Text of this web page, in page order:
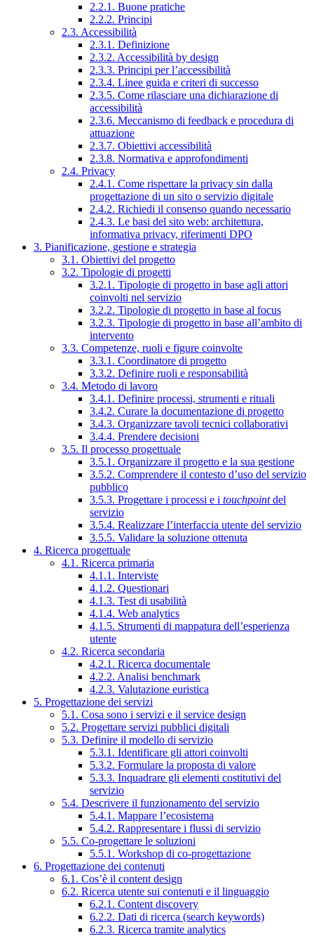
2.2.1. Buone pratiche
2.2.2. Principi
2.3. Accessibilità
2.3.1. Definizione
2.3.2. Accessibilità by design
2.3.3. Principi per l’accessibilità
2.3.4. Linee guida e criteri di successo
2.3.5. Come rilasciare una dichiarazione di
accessibilità
2.3.6. Meccanismo di feedback e procedura di
attuazione
2.3.7. Obiettivi accessibilità
2.3.8. Normativa e approfondimenti
2.4. Privacy
2.4.1. Come rispettare la privacy sin dalla
progettazione di un sito o servizio digitale
2.4.2. Richiedi il consenso quando necessario
2.4.3. Le basi del sito web: architettura,
informativa privacy, riferimenti DPO
3. Pianificazione, gestione e strategia
3.1. Obiettivi del progetto
3.2. Tipologie di progetti
3.2.1. Tipologie di progetto in base agli attori
coinvolti nel servizio
3.2.2. Tipologie di progetto in base al focus
3.2.3. Tipologie di progetto in base all’ambito di
intervento
3.3. Competenze, ruoli e figure coinvolte
3.3.1. Coordinatore di progetto
3.3.2. Definire ruoli e responsabilità
3.4. Metodo di lavoro
3.4.1. Definire processi, strumenti e rituali
3.4.2. Curare la documentazione di progetto
3.4.3. Organizzare tavoli tecnici collaborativi
3.4.4. Prendere decisioni
3.5. Il processo progettuale
3.5.1. Organizzare il progetto e la sua gestione
3.5.2. Comprendere il contesto d’uso del servizio
pubblico
3.5.3. Progettare i processi e i touchpointdel
servizio
3.5.4. Realizzare l’interfaccia utente del servizio
3.5.5. Validare la soluzione ottenuta
4. Ricerca progettuale
4.1. Ricerca primaria
4.1.1. Interviste
4.1.2. Questionari
4.1.3. Test di usabilità
4.1.4. Web analytics
4.1.5. Strumenti di mappatura dell’esperienza
utente
4.2. Ricerca secondaria
4.2.1. Ricerca documentale
4.2.2. Analisi benchmark
4.2.3. Valutazione euristica
5. Progettazione dei servizi
5.1. Cosa sono i servizi e il service design
5.2. Progettare servizi pubblici digitali
5.3. Definire il modello di servizio
5.3.1. Identificare gli attori coinvolti
5.3.2. Formulare la proposta di valore
5.3.3. Inquadrare gli elementi costitutivi del
servizio
5.4. Descrivere il funzionamento del servizio
5.4.1. Mappare l’ecosistema
5.4.2. Rappresentare i flussi di servizio
5.5. Co-progettare le soluzioni
5.5.1. Workshop di co-progettazione
6. Progettazione dei contenuti
6.1. Cos’è il content design
6.2. Ricerca utente sui contenuti e il linguaggio
6.2.1. Content discovery
6.2.2. Dati di ricerca (search keywords)
6.2.3. Ricerca tramite analytics